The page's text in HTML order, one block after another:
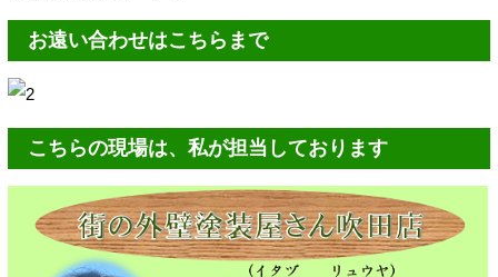
お遠い合わせはこちらまで
こちらの現場は、私が担当しております